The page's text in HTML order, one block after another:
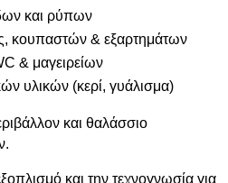
και ρύπων
κουπαστών & εξαρτημάτων
& μαγειρείων
υλικών (κερί, γυάλισμα)
και θαλάσσιο
και την τεχνογνωσία για